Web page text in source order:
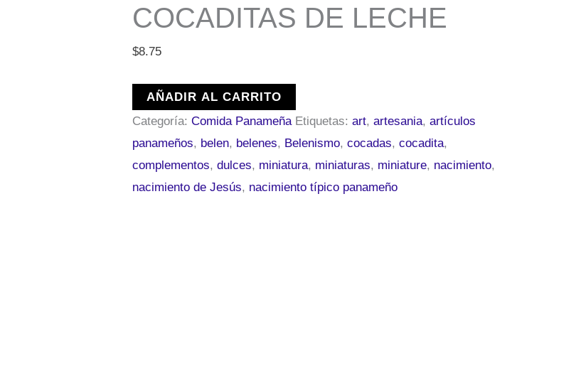
COCADITAS DE LECHE
$8.75
Cocaditas
Leche
AÑADIR AL CARRITO
Categoría: Comida Panameña Etiquetas: art, artesania, artículos
panameños, belen, belenes, Belenismo, cocadas, cocadita,
complementos, dulces, miniatura, miniaturas, miniature, nacimiento,
nacimiento de Jesús, nacimiento típico panameño